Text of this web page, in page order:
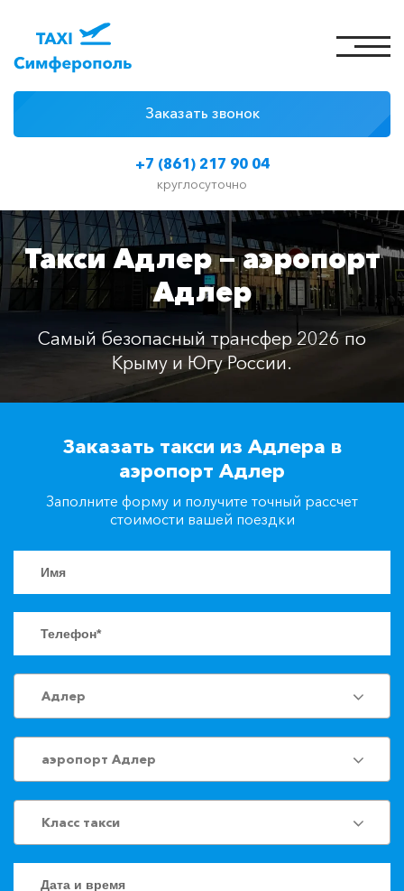
+7 (861) 217 90 04
круглосуточно
Заказать звонок
Цены на такси
Классы автомобилей
Отзывы
Контакты
Заказать такси
Такси Адлер — аэропорт
Адлер
Самый безопасный трансфер 2026 по
Крыму и Югу России.
Заказать такси из Адлера в
аэропорт Адлер
Заполните форму и получите точный рассчет
стоимости вашей поездки
Адлер
аэропорт Адлер
Класс такси